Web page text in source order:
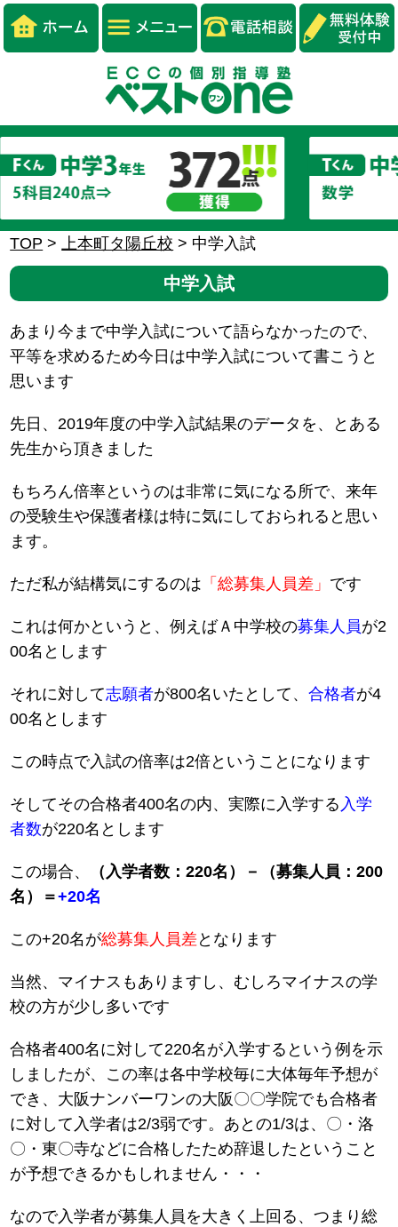
TOP >上本町タ陽丘校 > 中学入試
中学入試
あまり今まで中学入試について語らなかったので、
平等を求めるため今日は中学入試について書こうと
思います
先日、2019年度の中学入試結果のデータを、とある
先生から頂きました
もちろん倍率というのは非常に気になる所で、来年
の受験生や保護者様は特に気にしておられると思い
ます。
ただ私が結構気にするのは 「総募集人員差」 です
これは何かというと、例えばＡ中学校の募集人員が2
00名とします
それに対して志願者が800名いたとして、合格者が4
00名とします
この時点で入試の倍率は2倍ということになります
そしてその合格者400名の内、実際に入学する 入学
者数が220名とします
この場合、
（入学者数：220名）－（募集人員：200
名）＝+20名
この+20名が総募集人員差 となります
当然、マイナスもありますし、むしろマイナスの学
校の方が少し多いです
合格者400名に対して220名が入学するという例を示
しましたが、この率は各中学校毎に大体毎年予想が
でき、大阪ナンバーワンの大阪〇〇学院でも合格者
に対して入学者は2/3弱です。あとの1/3は、〇・洛
〇・東〇寺などに合格したため辞退したということ
が予想できるかもしれません・・・
なので入学者が募集人員を大きく上回る、つまり総